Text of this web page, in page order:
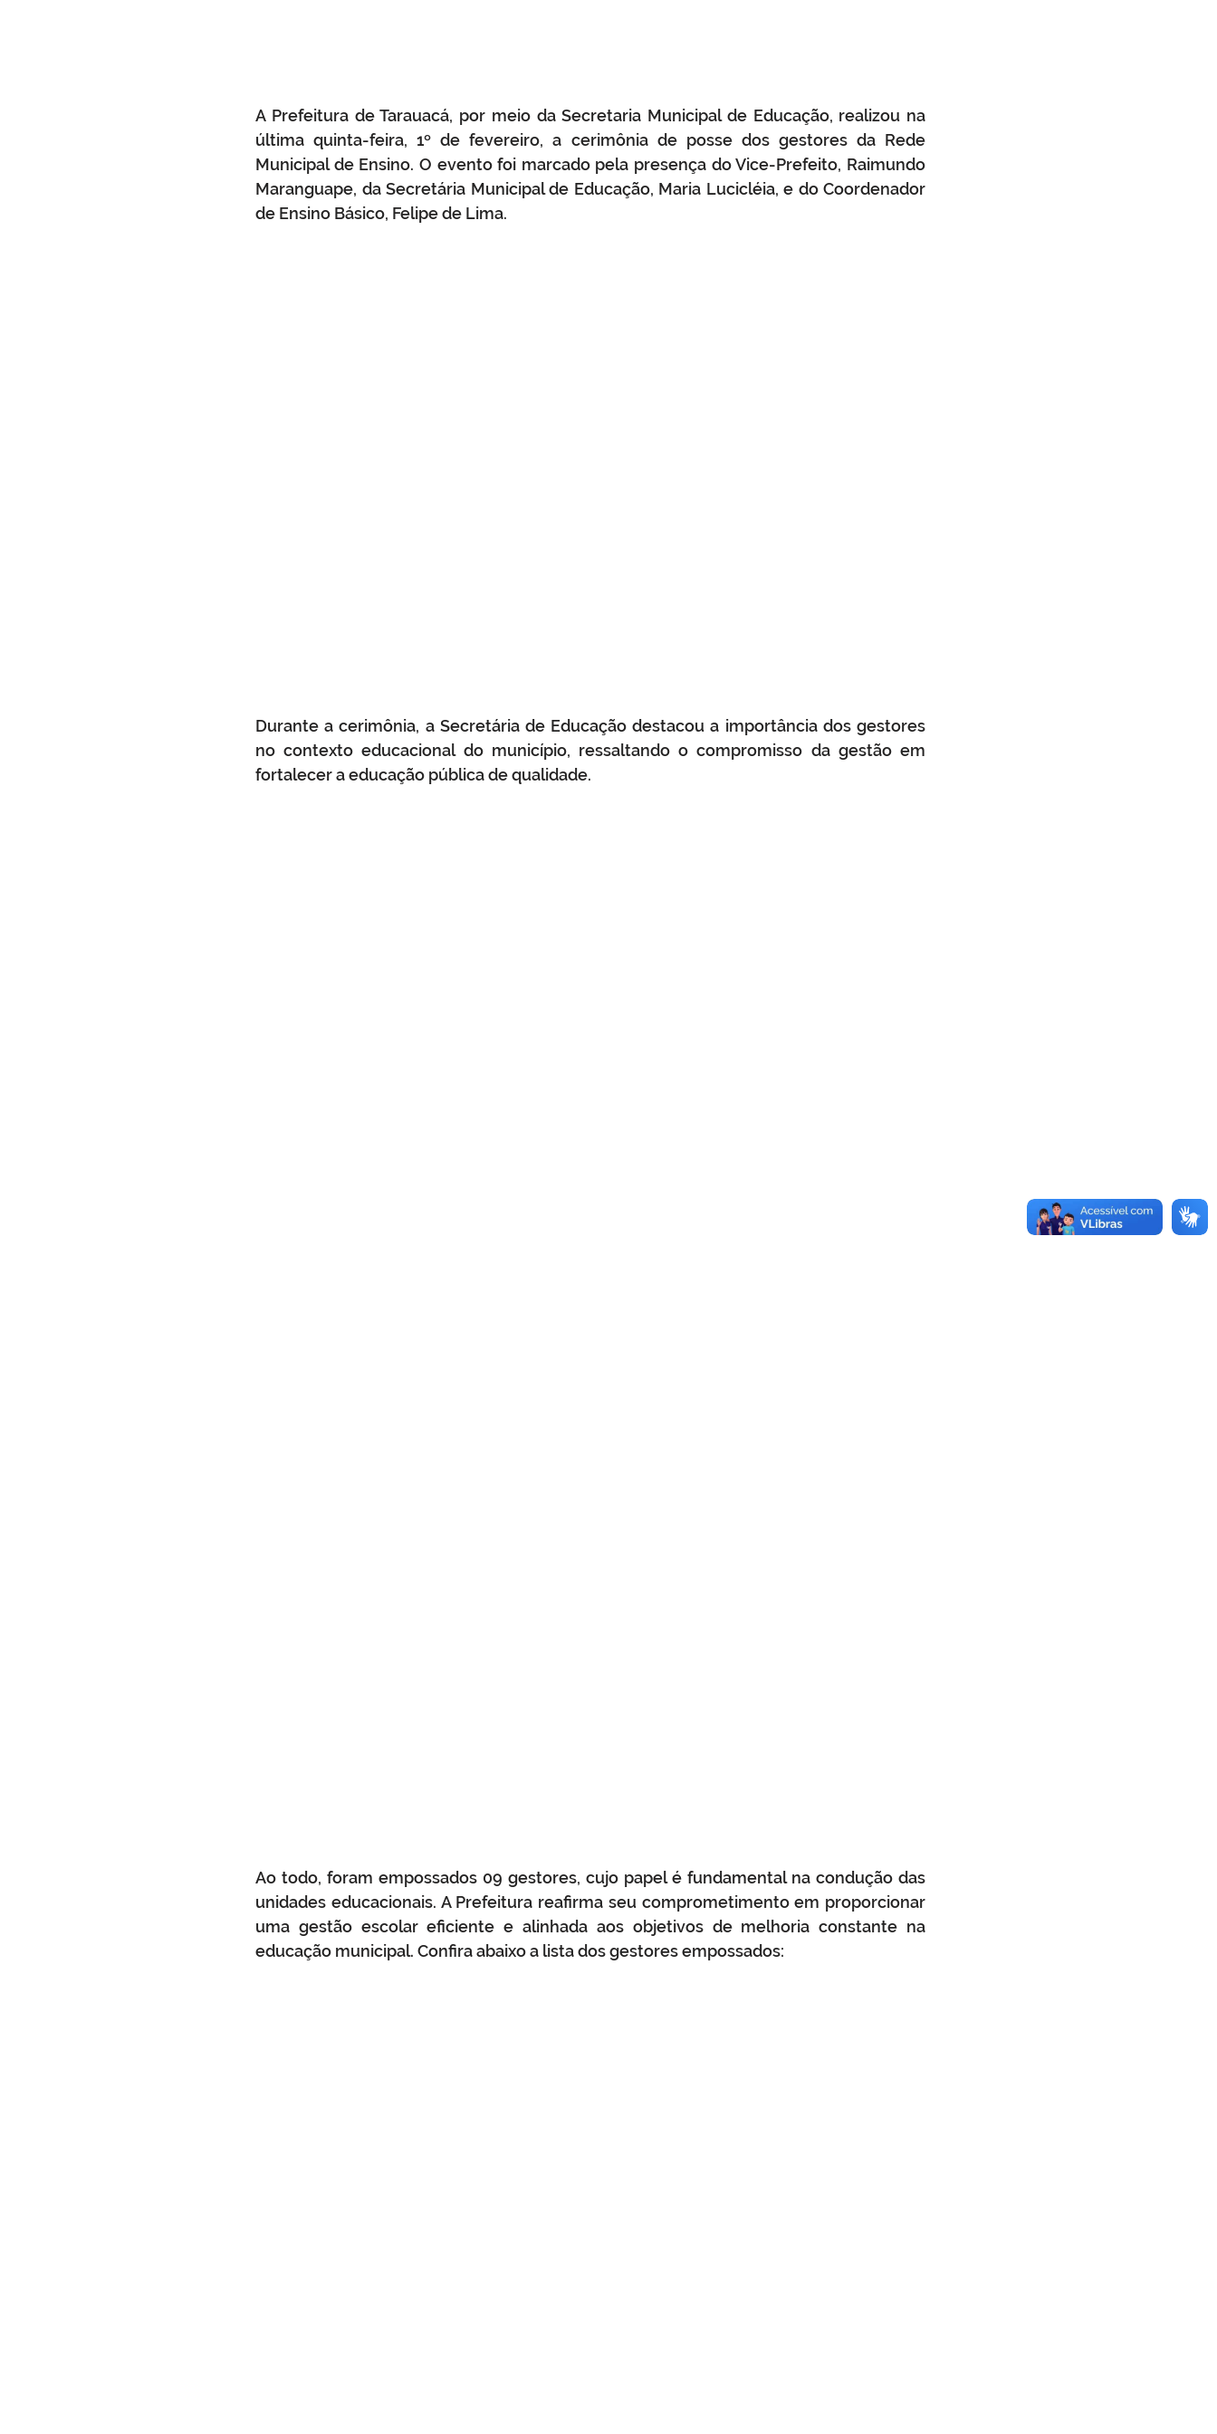
A Prefeitura de Tarauacá, por meio da Secretaria Municipal de Educação, realizou na
última quinta-feira, 1º de fevereiro, a cerimônia de posse dos gestores da Rede
Municipal de Ensino. O evento foi marcado pela presença do Vice-Prefeito, Raimundo
Maranguape, da Secretária Municipal de Educação, Maria Lucicléia, e do Coordenador
de Ensino Básico, Felipe de Lima.
Durante a cerimônia, a Secretária de Educação destacou a importância dos gestores
no contexto educacional do município, ressaltando o compromisso da gestão em
fortalecer a educação pública de qualidade.
Ao todo, foram empossados 09 gestores, cujo papel é fundamental na condução das
unidades educacionais. A Prefeitura reafirma seu comprometimento em proporcionar
uma gestão escolar eficiente e alinhada aos objetivos de melhoria constante na
educação municipal. Confira abaixo a lista dos gestores empossados: